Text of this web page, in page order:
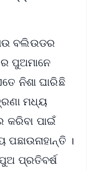
ବଲିଉଡର
ପୁଅମାନେ
ନିଶା ଘାରିଛି
ମଧ୍ୟ
କରିବା ପାଇଁ
।
ପ୍ରତିବର୍ଷ